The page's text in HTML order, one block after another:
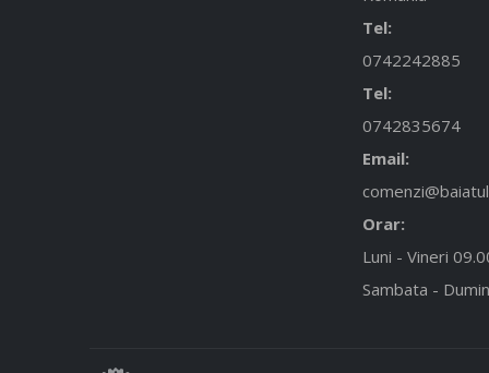
Tel:
0742242885
Tel:
0742835674
Email:
Orar:
Luni - Vineri
Sambata -